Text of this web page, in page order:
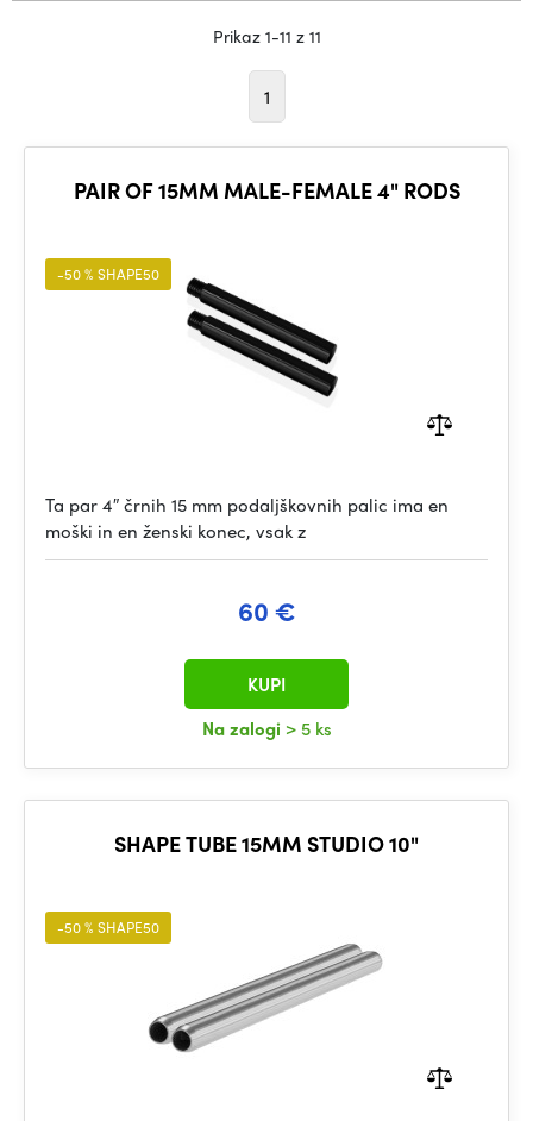
Prikaz 1-11 z 11
1
PAIR OF 15MM MALE-FEMALE 4" RODS
-50 % SHAPE50
Ta par 4″ črnih 15 mm podaljškovnih palic ima en
moški in en ženski konec, vsak z
60 €
Na zalogi > 5 ks
KUPI
SHAPE TUBE 15MM STUDIO 10"
-50 % SHAPE50